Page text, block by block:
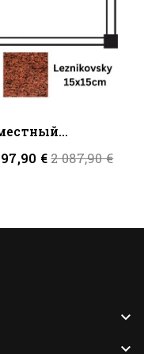
-...
€Regular
2 087,90 €

